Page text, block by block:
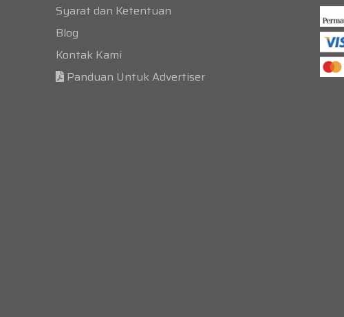
Syarat dan Ketentuan
Blog
Kontak Kami
Panduan Untuk Advertiser